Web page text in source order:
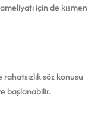
için de kısmen
söz konusu
başlanabilir.